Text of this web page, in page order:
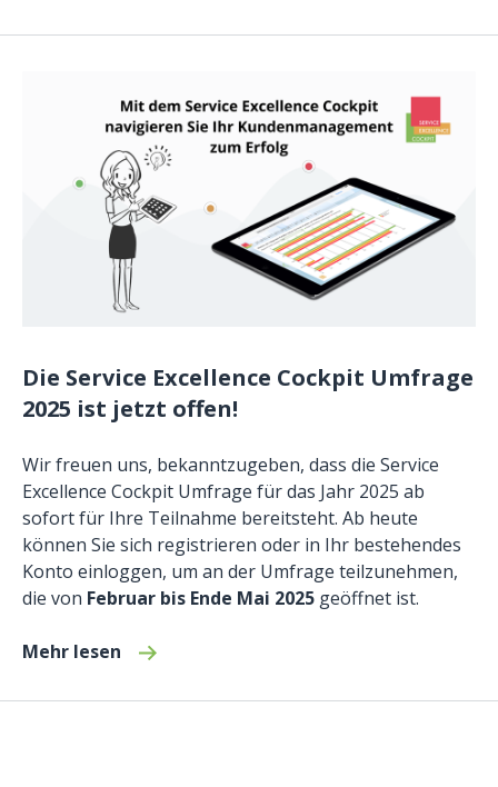
Die Service Excellence Cockpit Umfrage
2025 ist jetzt offen!
Wir freuen uns, bekanntzugeben, dass die Service
Excellence Cockpit Umfrage für das Jahr 2025 ab
sofort für Ihre Teilnahme bereitsteht. Ab heute
können Sie sich registrieren oder in Ihr bestehendes
Konto einloggen, um an der Umfrage teilzunehmen,
die von Februar bis Ende Mai 2025 geöffnet ist.
Mehr lesen